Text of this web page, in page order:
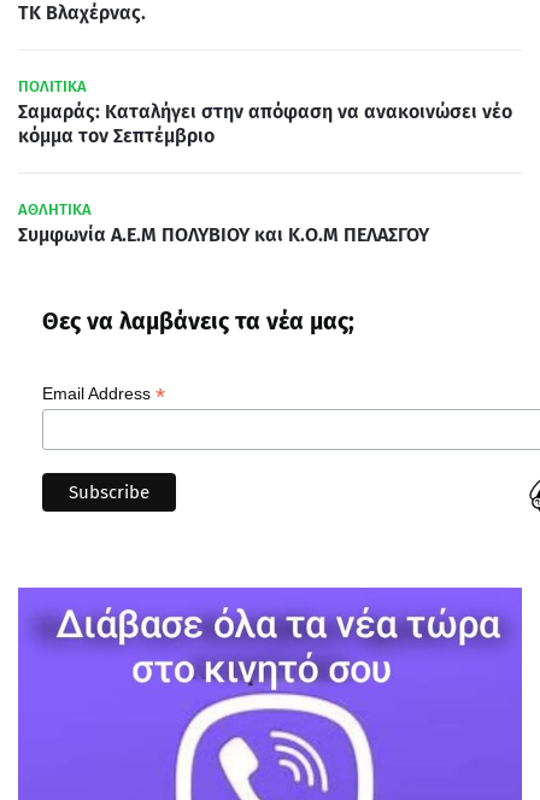
ΤΚ Βλαχέρνας.
ΠΟΛΙΤΙΚΑ
Σαμαράς: Καταλήγει στην απόφαση να ανακοινώσει νέο
κόμμα τον Σεπτέμβριο
ΑΘΛΗΤΙΚΑ
Συμφωνία Α.Ε.Μ ΠΟΛΥΒΙΟΥ και Κ.Ο.Μ ΠΕΛΑΣΓΟΥ
Θες να λαμβάνεις τα νέα μας;
Email Address *